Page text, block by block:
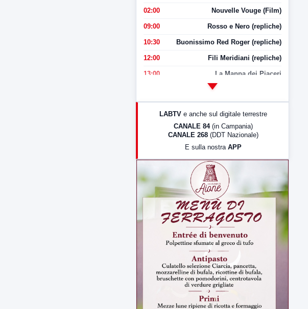
02:00 Nouvelle Vouge (Film)
09:00 Rosso e Nero (repliche)
10:30 Buonissimo Red Roger (repliche)
12:00 Fili Meridiani (repliche)
13:00 La Mappa dei Piaceri
LabNews (Diretta)
LabNews (replica)
LABTV e anche sul digitale terrestre
CANALE 84 (in Campania)
CANALE 268 (DDT Nazionale)
E sulla nostra APP